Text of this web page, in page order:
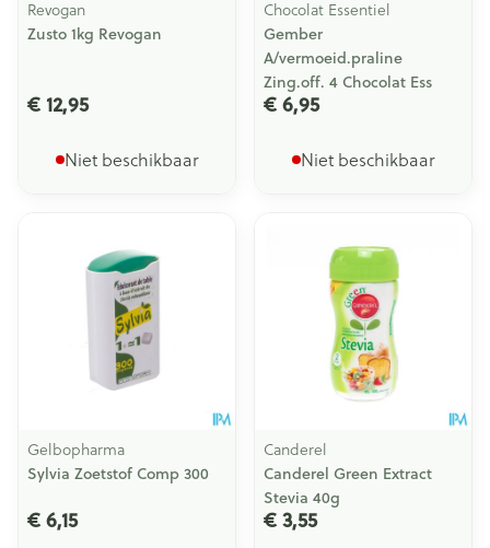
Revogan
Zusto 1kg Revogan
€ 12,95
Niet beschikbaar
Chocolat Essentiel
Gember
A/vermoeid.praline
Zing.off. 4 Chocolat Ess
€ 6,95
Niet beschikbaar
Gelbopharma
Sylvia Zoetstof Comp 300
€ 6,15
Canderel
Canderel Green Extract
Stevia 40g
€ 3,55